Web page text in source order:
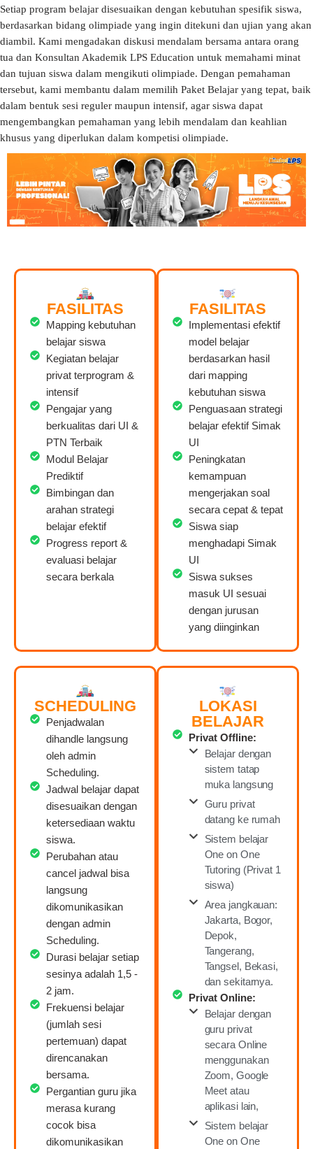
Setiap program belajar disesuaikan dengan kebutuhan spesifik siswa,
berdasarkan bidang olimpiade yang ingin ditekuni dan ujian yang akan
diambil. Kami mengadakan diskusi mendalam bersama antara orang
tua dan Konsultan Akademik LPS Education untuk memahami minat
dan tujuan siswa dalam mengikuti olimpiade. Dengan pemahaman
tersebut, kami membantu dalam memilih Paket Belajar yang tepat, baik
dalam bentuk sesi reguler maupun intensif, agar siswa dapat
mengembangkan pemahaman yang lebih mendalam dan keahlian
khusus yang diperlukan dalam kompetisi olimpiade.
FASILITAS
Mapping kebutuhan
belajar siswa
Kegiatan belajar
privat terprogram &
intensif
Pengajar yang
berkualitas dari UI &
PTN Terbaik
Modul Belajar
Prediktif
Bimbingan dan
arahan strategi
belajar efektif
Progress report &
evaluasi belajar
secara berkala
FASILITAS
Implementasi efektif
model belajar
berdasarkan hasil
dari mapping
kebutuhan siswa
Penguasaan strategi
belajar efektif Simak
UI
Peningkatan
kemampuan
mengerjakan soal
secara cepat & tepat
Siswa siap
menghadapi Simak
UI
Siswa sukses
masuk UI sesuai
dengan jurusan
yang diinginkan
SCHEDULING
Penjadwalan
dihandle langsung
oleh admin
Scheduling.
Jadwal belajar dapat
disesuaikan dengan
ketersediaan waktu
siswa.
Perubahan atau
cancel jadwal bisa
langsung
dikomunikasikan
dengan admin
Scheduling.
Durasi belajar setiap
sesinya adalah 1,5 -
2 jam.
Frekuensi belajar
(jumlah sesi
pertemuan) dapat
direncanakan
bersama.
Pergantian guru jika
merasa kurang
cocok bisa
dikomunikasikan
LOKASI
BELAJAR
Privat Offline:
Belajar dengan
sistem tatap
muka langsung
Guru privat
datang ke rumah
Sistem belajar
One on One
Tutoring (Privat 1
siswa)
Area jangkauan:
Jakarta, Bogor,
Depok,
Tangerang,
Tangsel, Bekasi,
dan sekitarnya.
Privat Online:
Belajar dengan
guru privat
secara Online
menggunakan
Zoom, Google
Meet atau
aplikasi lain,
Sistem belajar
One on One